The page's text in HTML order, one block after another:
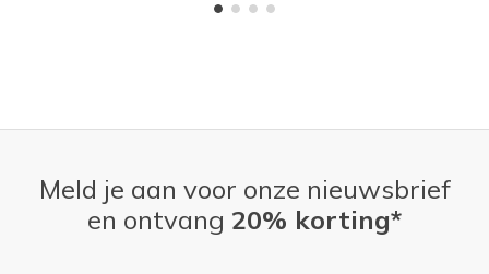
Meld je aan voor onze nieuwsbrief
en ontvang 20% korting*